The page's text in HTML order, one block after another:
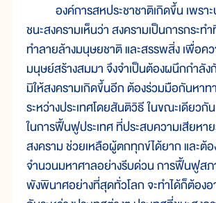
องค์การสหประชาชาติเกิดขึ้น เพราะ
ชนะสงครามเห็นว่า สงครามเป็นการกระท
ทำลายล้างมนุษยชาติ และสรรพสิ่ง เพื่อค
มนุษย์สร้างสมมา จึงจำเป็นต้องผนึกกำลั
มิให้สงครามเกิดขึ้นอีก ต้องร่วมมือกันหาท
ระหว่างประเทศโดยสันติวิธี ในขณะเดียว
ในการฟื้นฟูประเทศ ที่ประสบความเสียหา
สงคราม ช่วยเหลือผู้ตกทุกข์ได้ยาก และ
จำนวนมหาศาลอย่างรีบด่วน การฟื้นฟูส
พังพินาศอย่างที่สุดทั่วโลก จะทำได้ก็ต้อง